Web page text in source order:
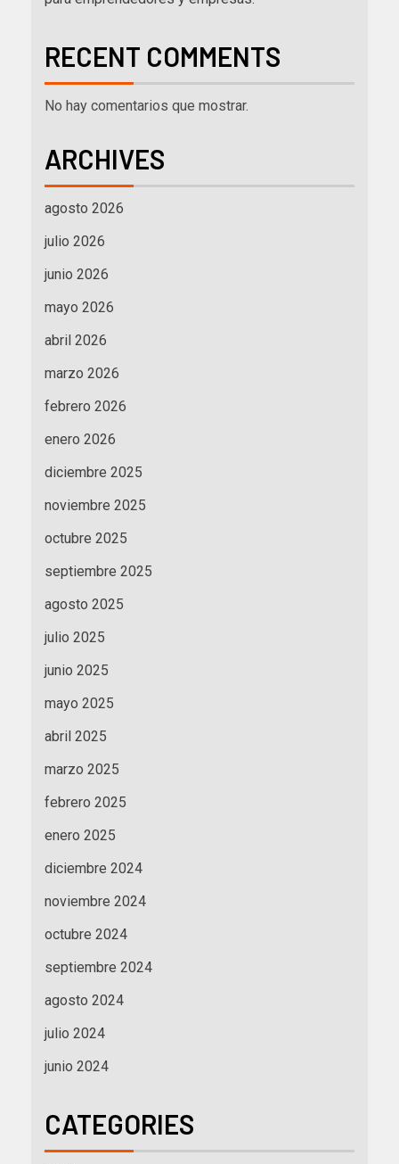
RECENT COMMENTS
No hay comentarios que mostrar.
ARCHIVES
agosto 2026
julio 2026
junio 2026
mayo 2026
abril 2026
marzo 2026
febrero 2026
enero 2026
diciembre 2025
noviembre 2025
octubre 2025
septiembre 2025
agosto 2025
julio 2025
junio 2025
mayo 2025
abril 2025
marzo 2025
febrero 2025
enero 2025
diciembre 2024
noviembre 2024
octubre 2024
septiembre 2024
agosto 2024
julio 2024
junio 2024
CATEGORIES